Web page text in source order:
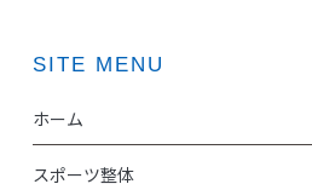
SITE MENU
ホーム
スポーツ整体